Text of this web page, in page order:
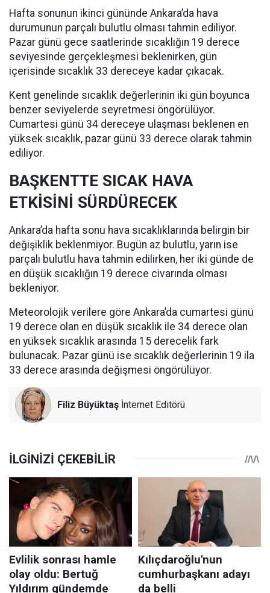
Hafta sonunun ikinci gününde Ankara’da hava
durumunun parçalı bulutlu olması tahmin ediliyor.
Pazar günü gece saatlerinde sıcaklığın 19 derece
seviyesinde gerçekleşmesi beklenirken, gün
içerisinde sıcaklık 33 dereceye kadar çıkacak.
Kent genelinde sıcaklık değerlerinin iki gün boyunca
benzer seviyelerde seyretmesi öngörülüyor.
Cumartesi günü 34 dereceye ulaşması beklenen en
yüksek sıcaklık, pazar günü 33 derece olarak tahmin
ediliyor.
BAŞKENTTE SICAK HAVA
ETKİSİNİ SÜRDÜRECEK
Ankara’da hafta sonu hava sıcaklıklarında belirgin bir
değişiklik beklenmiyor. Bugün az bulutlu, yarın ise
parçalı bulutlu hava tahmin edilirken, her iki günde de
en düşük sıcaklığın 19 derece civarında olması
bekleniyor.
Meteorolojik verilere göre Ankara’da cumartesi günü
19 derece olan en düşük sıcaklık ile 34 derece olan
en yüksek sıcaklık arasında 15 derecelik fark
bulunacak. Pazar günü ise sıcaklık değerlerinin 19 ila
33 derece arasında değişmesi öngörülüyor.
Filiz Büyüktaş İnternet Editörü